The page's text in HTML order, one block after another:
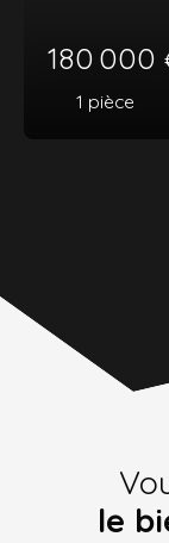
180 000
1 pièce
le